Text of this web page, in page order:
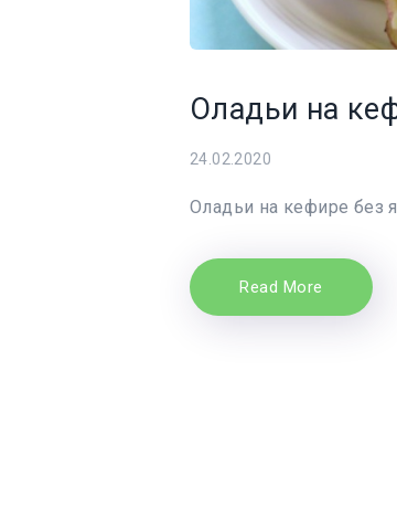
Оладьи на
24.02.2020
Оладьи на кефире без
Read More